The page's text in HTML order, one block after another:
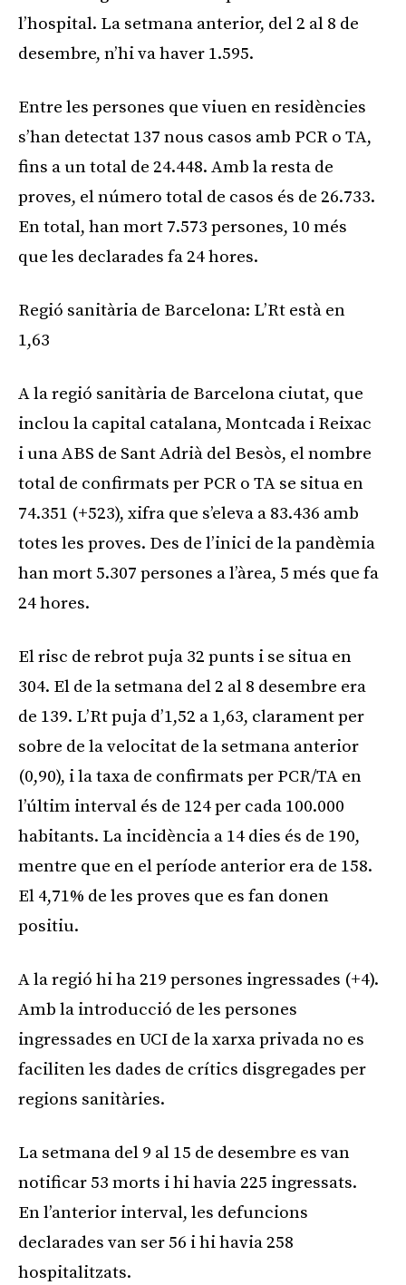
l’hospital. La setmana anterior, del 2 al 8 de
desembre, n’hi va haver 1.595.
Entre les persones que viuen en residències
s’han detectat 137 nous casos amb PCR o TA,
fins a un total de 24.448. Amb la resta de
proves, el número total de casos és de 26.733.
En total, han mort 7.573 persones, 10 més
que les declarades fa 24 hores.
Regió sanitària de Barcelona: L’Rt està en
1,63
A la regió sanitària de Barcelona ciutat, que
inclou la capital catalana, Montcada i Reixac
i una ABS de Sant Adrià del Besòs, el nombre
total de confirmats per PCR o TA se situa en
74.351 (+523), xifra que s’eleva a 83.436 amb
totes les proves. Des de l’inici de la pandèmia
han mort 5.307 persones a l’àrea, 5 més que fa
24 hores.
El risc de rebrot puja 32 punts i se situa en
304. El de la setmana del 2 al 8 desembre era
de 139. L’Rt puja d’1,52 a 1,63, clarament per
sobre de la velocitat de la setmana anterior
(0,90), i la taxa de confirmats per PCR/TA en
l’últim interval és de 124 per cada 100.000
habitants. La incidència a 14 dies és de 190,
mentre que en el període anterior era de 158.
El 4,71% de les proves que es fan donen
positiu.
A la regió hi ha 219 persones ingressades (+4).
Amb la introducció de les persones
ingressades en UCI de la xarxa privada no es
faciliten les dades de crítics disgregades per
regions sanitàries.
La setmana del 9 al 15 de desembre es van
notificar 53 morts i hi havia 225 ingressats.
En l’anterior interval, les defuncions
declarades van ser 56 i hi havia 258
hospitalitzats.